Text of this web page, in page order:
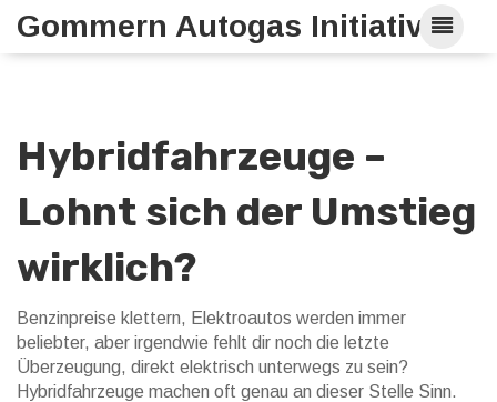
Gommern Autogas Initiative
Hybridfahrzeuge –
Lohnt sich der Umstieg
wirklich?
Benzinpreise klettern, Elektroautos werden immer
beliebter, aber irgendwie fehlt dir noch die letzte
Überzeugung, direkt elektrisch unterwegs zu sein?
Hybridfahrzeuge machen oft genau an dieser Stelle Sinn.